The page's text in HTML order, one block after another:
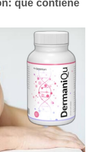
qué contiene